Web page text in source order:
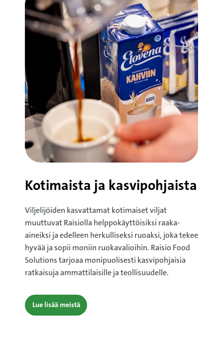
Kotimaista ja kasvipohjaista
Viljelijöiden kasvattamat kotimaiset viljat
muuttuvat Raisiolla helppokäyttöisiksi raaka-
aineiksi ja edelleen herkulliseksi ruoaksi, joka tekee
hyvää ja sopii moniin ruokavalioihin. Raisio Food
Solutions tarjoaa monipuolisesti kasvipohjaisia
ratkaisuja ammattilaisille ja teollisuudelle.
Lue lisää meistä